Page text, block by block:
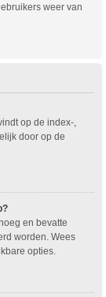
weer van
op de index-,
door op de
en bevatte
worden. Wees
opties.